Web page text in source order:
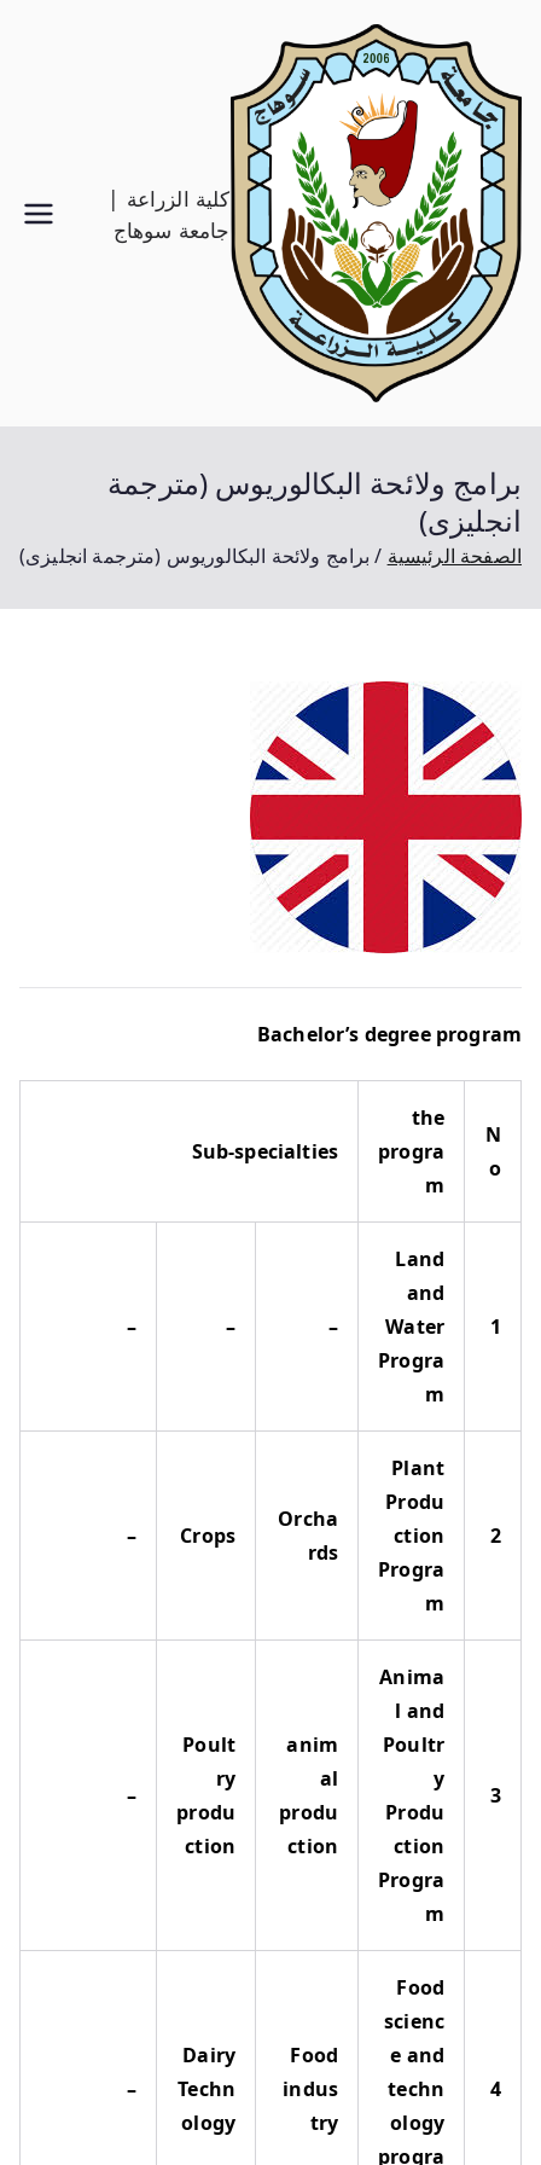
كلية الزراعة |
جامعة سوهاج
برامج ولائحة البكالوريوس (مترجمة
انجليزى)
الصفحة الرئيسية برامج ولائحة البكالوريوس (مترجمة انجليزى)
Bachelor’s degree program
N
o
the
progra
m
Sub-specialties
1
Land
and
Water
Progra
m
–
–
–
2
Plant
Produ
ction
Progra
m
Orcha
rds
Crops
–
3
Anima
l and
Poultr
y
Produ
ction
Progra
m
anim
al
produ
ction
Poult
ry
produ
ction
–
4
Food
scienc
e and
techn
ology
progra
Food
indus
try
Dairy
Techn
ology
–